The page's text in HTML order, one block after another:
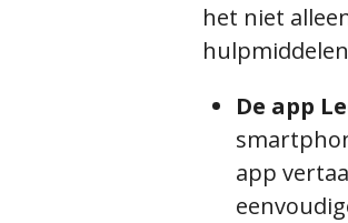
het niet
De app
app